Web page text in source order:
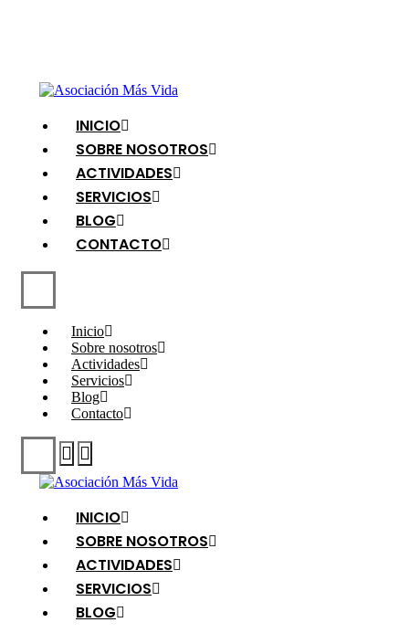
INICIO
SOBRE NOSOTROS
ACTIVIDADES
SERVICIOS
BLOG
CONTACTO
Inicio
Sobre nosotros
Actividades
Servicios
Blog
Contacto
INICIO
SOBRE NOSOTROS
ACTIVIDADES
SERVICIOS
BLOG